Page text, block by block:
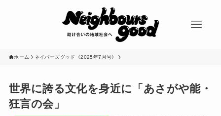
ホーム ネイバーズグッド《2025年7月号》
世界に誇る文化を身近に「あさがや能・
狂言の会」